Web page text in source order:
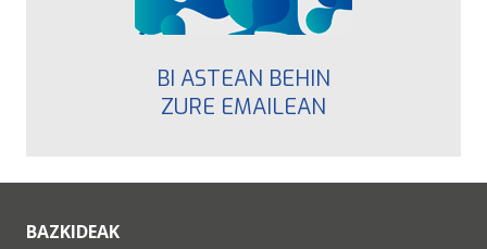
BI ASTEAN BEHIN
ZURE EMAILEAN
BAZKIDEAK